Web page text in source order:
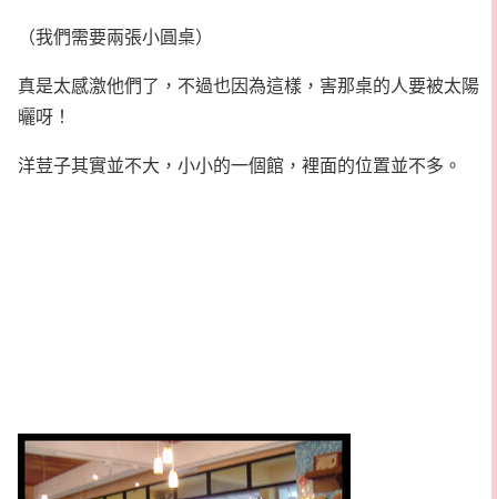
（我們需要兩張小圓桌）
真是太感激他們了，不過也因為這樣，害那桌的人要被太陽
曬呀！
洋荳子其實並不大，小小的一個館，裡面的位置並不多。